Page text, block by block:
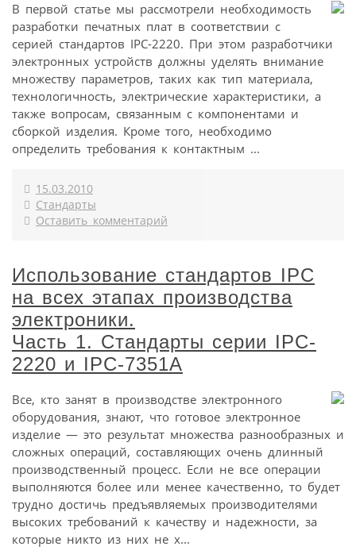
В первой статье мы рассмотрели необходимость
разработки печатных плат в соответствии с
серией стандартов IPC-2220. При этом разработчики
электронных устройств должны уделять внимание
множеству параметров, таких как тип материала,
технологичность, электрические характеристики, а
также вопросам, связанным с компонентами и
сборкой изделия. Кроме того, необходимо
определить требования к контактным ...
15.03.2010
Стандарты
Оставить комментарий
Использование стандартов IPC
на всех этапах производства
электроники.
Часть 1. Стандарты серии IPC-
2220 и IPC-7351A
Все, кто занят в производстве электронного
оборудования, знают, что готовое электронное
изделие — это результат множества разнообразных и
сложных операций, составляющих очень длинный
производственный процесс. Если не все операции
выполняются более или менее качественно, то будет
трудно достичь предъявляемых производителями
высоких требований к качеству и надежности, за
которые никто из них не х...